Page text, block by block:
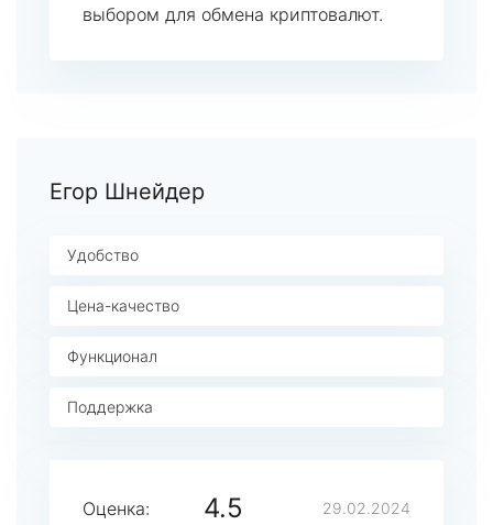
выбором для обмена криптовалют.
Егор Шнейдер
Удобство
Цена-качество
Функционал
Поддержка
Оценка: 4.5 29.02.2024